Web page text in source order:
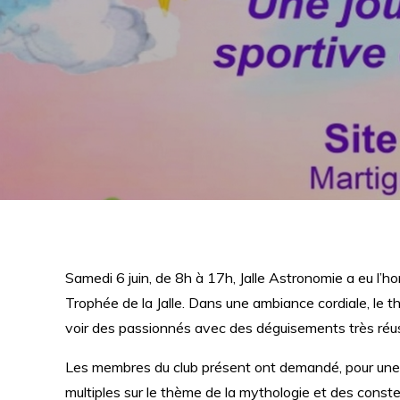
Samedi 6 juin, de 8h à 17h, Jalle Astronomie a eu
Trophée de la Jalle. Dans une ambiance cordiale, le
voir des passionnés avec des déguisements très
Les membres du club présent ont demandé, pour
multiples sur le thème de la mythologie et des